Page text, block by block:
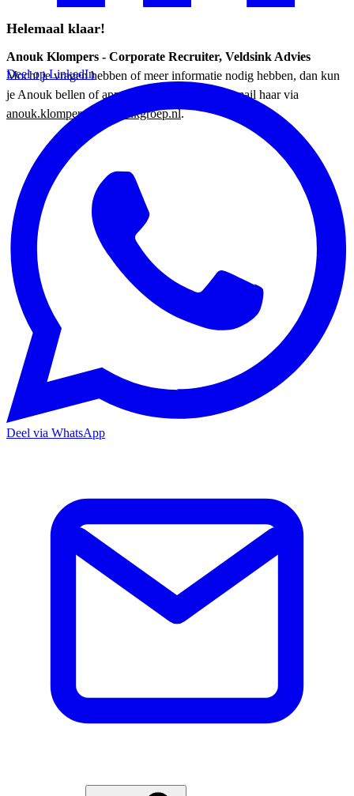
Helemaal klaar!
Anouk Klompers - Corporate Recruiter, Veldsink Advies
Mocht je vragen hebben of meer informatie nodig hebben, dan kun
je Anouk bellen of appen op 06-26424242 of mail haar via
anouk.klompers@veldsinkgroep.nl.
Deel op LinkedIn
Deel via WhatsApp